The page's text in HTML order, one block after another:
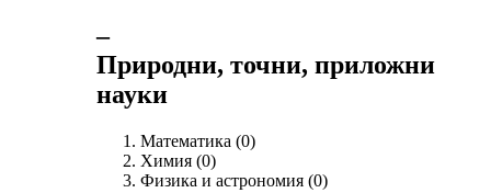
‒
Природни, точни, приложни
науки
Математика (0)
Химия (0)
Физика и астрономия (0)